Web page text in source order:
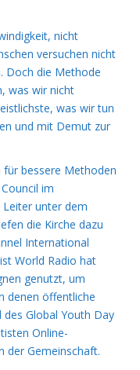
nicht
versuchen nicht
Doch die Methode
was wir nicht
was wir tun
und mit Demut zur
bessere Methoden
im
Leiter unter dem
die Kirche dazu
International
World Radio hat
genutzt, um
denen öffentliche
des Global Youth Day
Online-
der Gemeinschaft.